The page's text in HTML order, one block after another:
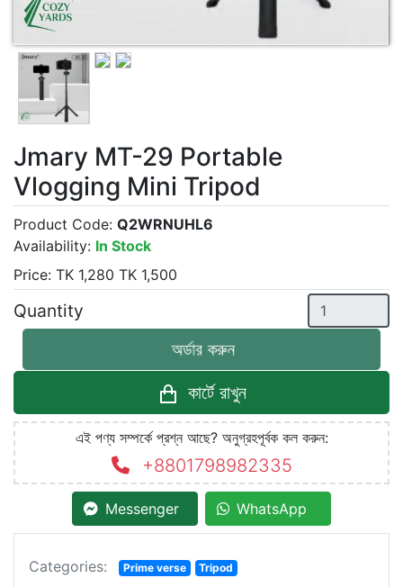
Jmary MT-29 Portable
Vlogging Mini Tripod
Product Code: Q2WRNUHL6
Availability: In Stock
Price: TK 1,280 TK 1,500
Quantity
অর্ডার করুন
কার্টে রাখুন
এই পণ্য সম্পর্কে প্রশ্ন আছে? অনুগ্রহপূর্বক কল করুন:
+8801798982335
Messenger WhatsApp
Categories: Prime verse Tripod